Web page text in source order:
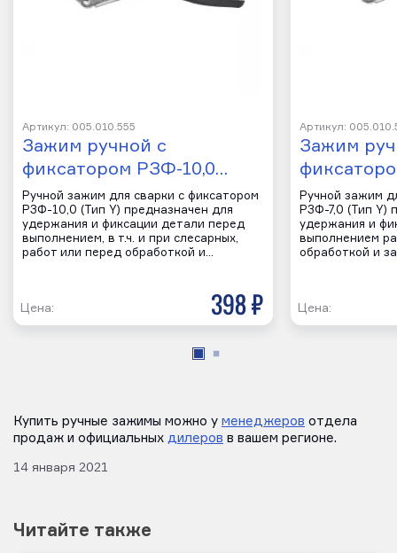
Артикул: 005.010.555
Зажим ручной с
фиксатором РЗФ-10,0…
Ручной зажим для сварки с фиксатором
РЗФ-10,0 (Тип Y) предназначен для
удержания и фиксации детали перед
выполнением, в т.ч. и при слесарных,
работ или перед обработкой и…
Цена: 398 р
Артикул:
Зажим
Ручной зажим
РЗФ-7,0 (Тип Y)
удержания и
выполнением
обработкой и
Цена:
Купить ручные зажимы можно у менеджеров отдела
продаж и официальных дилеров в вашем регионе.
14 января 2021
Читайте также